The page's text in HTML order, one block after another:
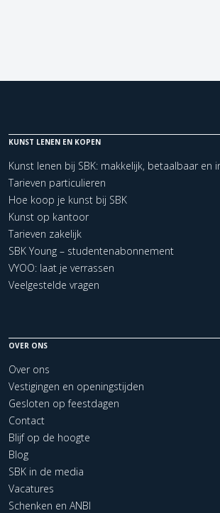
KUNST LENEN EN KOPEN
Kunst lenen bij SBK: makkelijk, betaalbaar en
Tarieven particulieren
Hoe koop je kunst bij SBK
Kunst op kantoor
Tarieven zakelijk
SBK Young – studentenabonnement
VYOO: laat je verrassen
Veelgestelde vragen
OVER ONS
Over ons
Vestigingen en openingstijden
Gesloten op feestdagen
Contact
Blijf op de hoogte
Blog
SBK in de media
Vacatures
Schenken en ANBI